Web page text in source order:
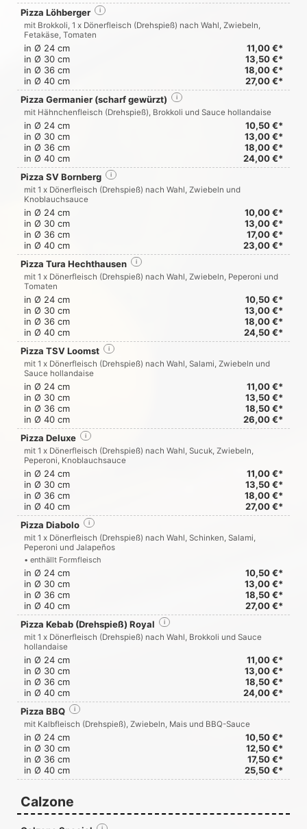
Pizza Löhberger
i
mit Brokkoli, 1 x Dönerfleisch (Drehspieß) nach Wahl, Zwiebeln,
Fetakäse, Tomaten
in Ø 24 cm
11,00 €*
in Ø 30 cm
13,50 €*
in Ø 36 cm
18,00 €*
in Ø 40 cm
27,00 €*
Pizza Germanier (scharf gewürzt)
i
mit Hähnchenfleisch (Drehspieß), Brokkoli und Sauce hollandaise
in Ø 24 cm
10,50 €*
in Ø 30 cm
13,00 €*
in Ø 36 cm
18,00 €*
in Ø 40 cm
24,00 €*
Pizza SV Bornberg
i
mit 1 x Dönerfleisch (Drehspieß) nach Wahl, Zwiebeln und
Knoblauchsauce
in Ø 24 cm
10,00 €*
in Ø 30 cm
13,00 €*
in Ø 36 cm
17,00 €*
in Ø 40 cm
23,00 €*
Pizza Tura Hechthausen
i
mit 1 x Dönerfleisch (Drehspieß) nach Wahl, Zwiebeln, Peperoni und
Tomaten
in Ø 24 cm
10,50 €*
in Ø 30 cm
13,00 €*
in Ø 36 cm
18,00 €*
in Ø 40 cm
24,50 €*
Pizza TSV Loomst
i
mit 1 x Dönerfleisch (Drehspieß) nach Wahl, Salami, Zwiebeln und
Sauce hollandaise
in Ø 24 cm
11,00 €*
in Ø 30 cm
13,50 €*
in Ø 36 cm
18,50 €*
in Ø 40 cm
26,00 €*
Pizza Deluxe
i
mit 1 x Dönerfleisch (Drehspieß) nach Wahl, Sucuk, Zwiebeln,
Peperoni, Knoblauchsauce
in Ø 24 cm
11,00 €*
in Ø 30 cm
13,50 €*
in Ø 36 cm
18,00 €*
in Ø 40 cm
27,00 €*
Pizza Diabolo
i
mit 1 x Dönerfleisch (Drehspieß) nach Wahl, Schinken, Salami,
Peperoni und Jalapeños
• enthällt Formfleisch
in Ø 24 cm
10,50 €*
in Ø 30 cm
13,00 €*
in Ø 36 cm
18,50 €*
in Ø 40 cm
27,00 €*
Pizza Kebab (Drehspieß) Royal
i
mit 1 x Dönerfleisch (Drehspieß) nach Wahl, Brokkoli und Sauce
hollandaise
in Ø 24 cm
11,00 €*
in Ø 30 cm
13,00 €*
in Ø 36 cm
18,50 €*
in Ø 40 cm
24,00 €*
Pizza BBQ
i
mit Kalbfleisch (Drehspieß), Zwiebeln, Mais und BBQ-Sauce
in Ø 24 cm
10,50 €*
in Ø 30 cm
12,50 €*
in Ø 36 cm
17,50 €*
in Ø 40 cm
25,50 €*
Calzone